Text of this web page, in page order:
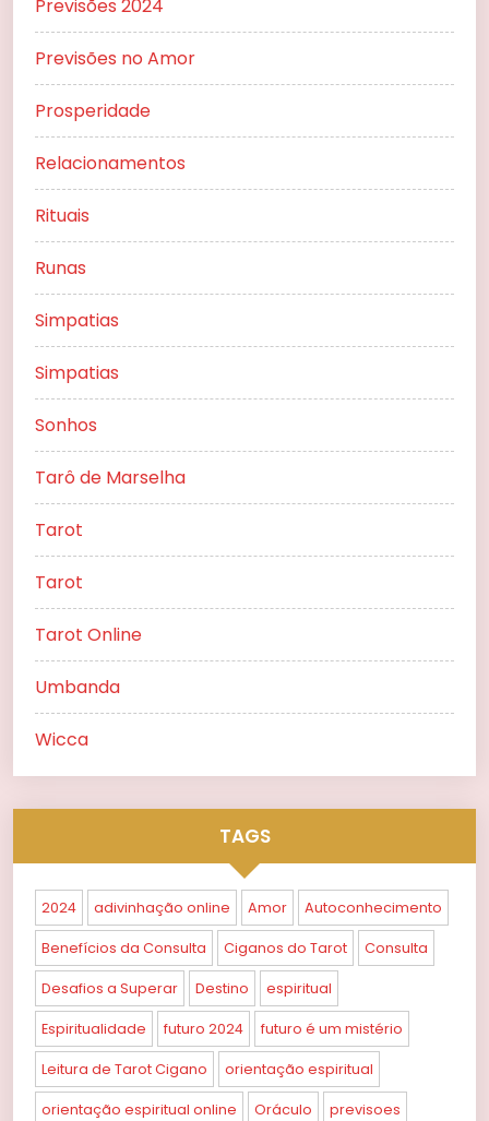
Previsões 2024
Previsões no Amor
Prosperidade
Relacionamentos
Rituais
Runas
Simpatias
Simpatias
Sonhos
Tarô de Marselha
Tarot
Tarot
Tarot Online
Umbanda
Wicca
TAGS
2024 adivinhação online Amor Autoconhecimento
Benefícios da Consulta Ciganos do Tarot Consulta
Desafios a Superar Destino espiritual
Espiritualidade futuro 2024 futuro é um mistério
Leitura de Tarot Cigano orientação espiritual
orientação espiritual online Oráculo previsoes